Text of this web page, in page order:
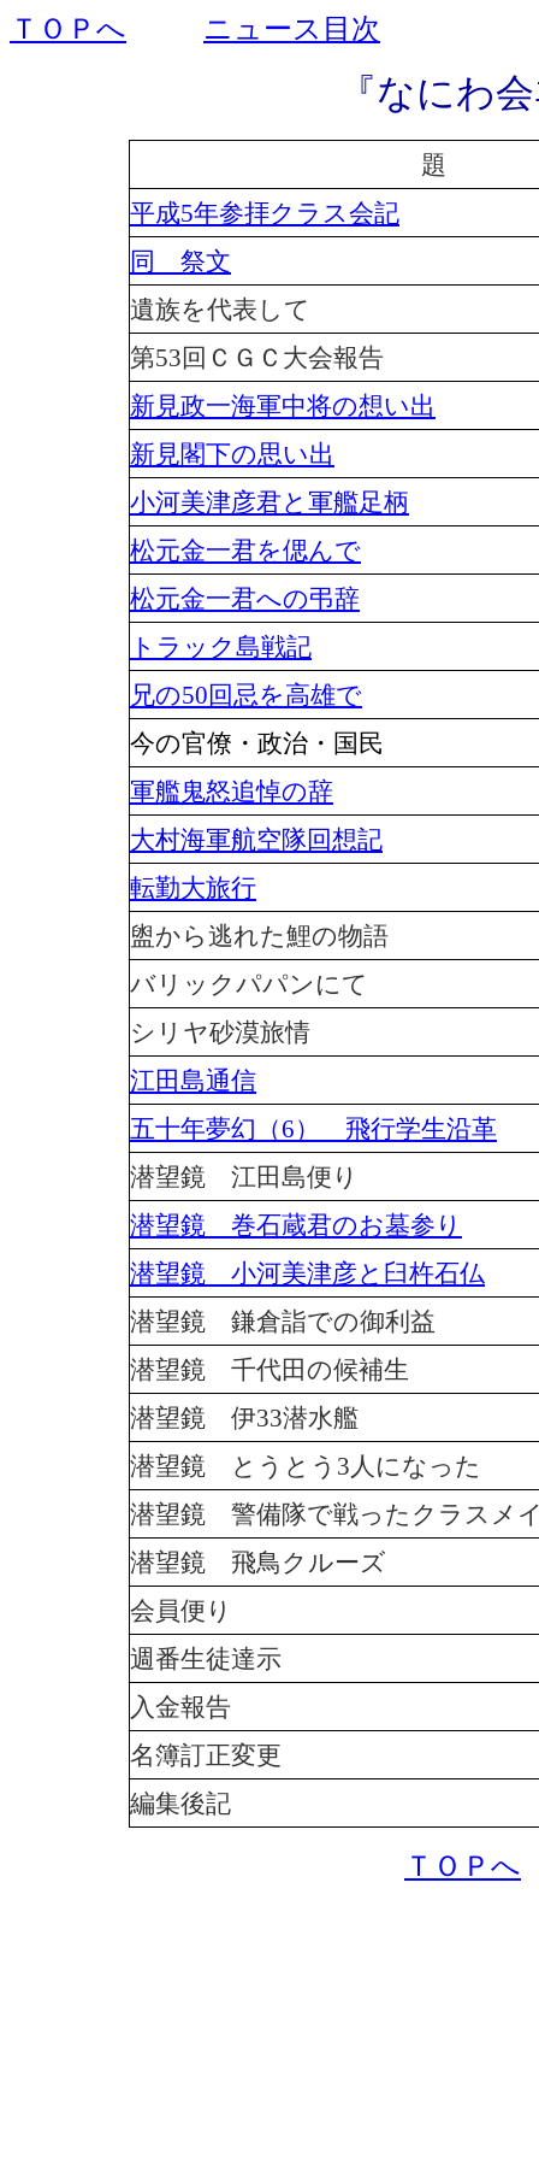
ＴＯＰへ ニュース目次
『なにわ
題
平成5年参拝クラス会記
同 祭文
遺族を代表して
第53回ＣＧＣ大会報告
新見政一海軍中将の想い出
新見閣下の思い出
小河美津彦君と軍艦足柄
松元金一君を偲んで
松元金一君への弔辞
トラック島戦記
兄の50回忌を高雄で
今の官僚・政治・国民
軍艦鬼怒追悼の辞
大村海軍航空隊回想記
転勤大旅行
盥から逃れた鯉の物語
バリックパパンにて
シリヤ砂漠旅情
江田島通信
五十年夢幻（6） 飛行学生沿革
潜望鏡 江田島便り
潜望鏡 巻石蔵君のお墓参り
潜望鏡 小河美津彦と臼杵石仏
潜望鏡 鎌倉詣での御利益
潜望鏡 千代田の候補生
潜望鏡 伊33潜水艦
潜望鏡 とうとう3人になった
潜望鏡 警備隊で戦ったクラスメ
潜望鏡 飛鳥クルーズ
会員便り
週番生徒達示
入金報告
名簿訂正変更
編集後記
ＴＯＰへ